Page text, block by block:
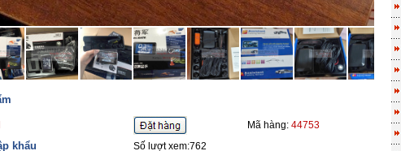
Mã hàng: 44753
khẩu Số lượt xem:762